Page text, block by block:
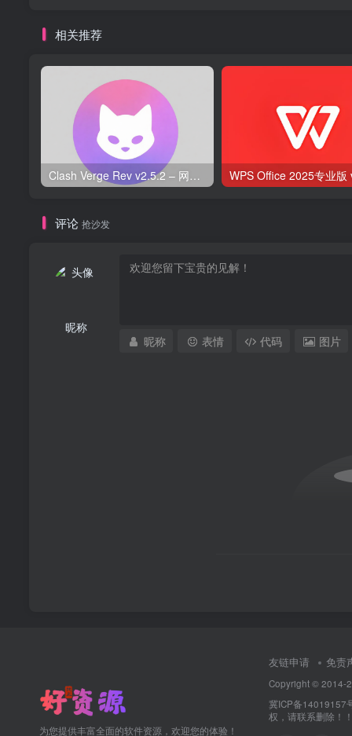
相关推荐
Clash Verge Rev v2.5.2 – 网络代理工具
评论 抢沙发
昵称
昵称
表情 代码 图片
为您提供丰富全面的软件资源，欢迎您的体验！
友链申请 免责
Copyright © 2014-
冀ICP备14019157
权，请联系删除！